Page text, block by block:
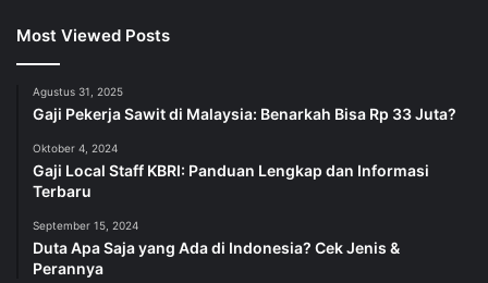
Most Viewed Posts
Agustus 31, 2025
Gaji Pekerja Sawit di Malaysia: Benarkah Bisa Rp 33 Juta?
Oktober 4, 2024
Gaji Local Staff KBRI: Panduan Lengkap dan Informasi
Terbaru
September 15, 2024
Duta Apa Saja yang Ada di Indonesia? Cek Jenis &
Perannya